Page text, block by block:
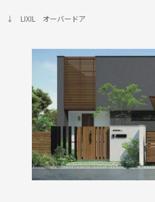
↓ LIXIL オーバードア